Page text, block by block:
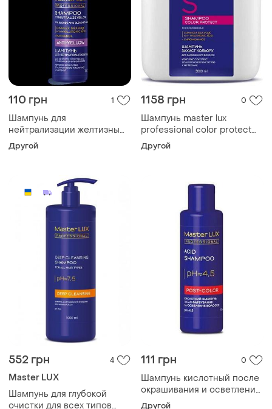
110 грн 1
Шампунь для
нейтрализации желтизны
anti-yellow master lux (100,
250, 1000, 3000 мл)
Другой
1158 грн 0
Шампунь master lux
professional сolor protect
для окрашенных волос
защита цвета 3000 мл
Другой
552 грн 4
Master LUX
Шампунь для глубокой
очистки для всех типов
111 грн 0
Шампунь кислотный после
окрашивания и осветления
волос post color master lux
Другой